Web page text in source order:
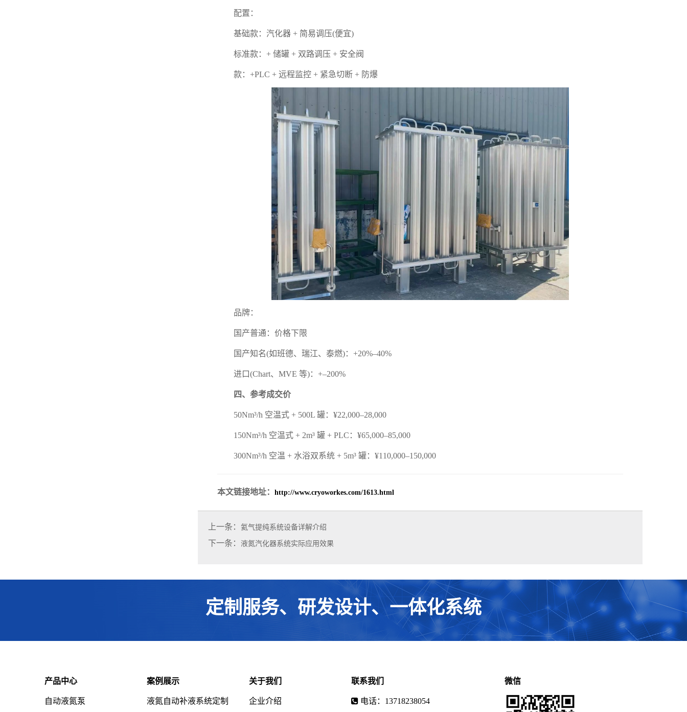
配置：
基础款：汽化器 + 简易调压(便宜)
标准款：+ 储罐 + 双路调压 + 安全阀
款：+PLC + 远程监控 + 紧急切断 + 防爆
品牌：
国产普通：价格下限
国产知名(如班德、瑞江、泰燃)：+20%–40%
进口(Chart、MVE 等)：+–200%
四、参考成交价
50Nm³/h 空温式 + 500L 罐：¥22,000–28,000
150Nm³/h 空温式 + 2m³ 罐 + PLC：¥65,000–85,000
300Nm³/h 空温 + 水浴双系统 + 5m³ 罐：¥110,000–150,000
本文链接地址： http://www.cryoworkes.com/1613.html
上一条： 氦气提纯系统设备详解介绍
下一条： 液氮汽化器系统实际应用效果
定制服务、研发设计、一体化系统
产品中心
自动液氮泵
案例展示
液氮自动补液系统定制
关于我们
企业介绍
联系我们
电话：13718238054
微信